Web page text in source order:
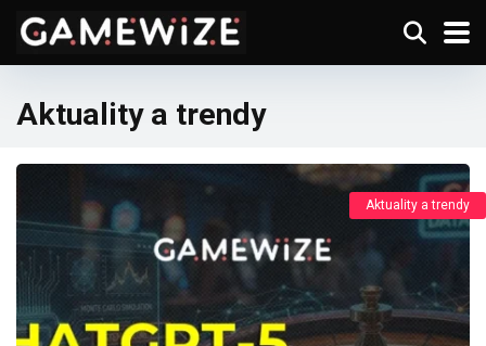
Aktuality a trendy
Aktuality a trendy